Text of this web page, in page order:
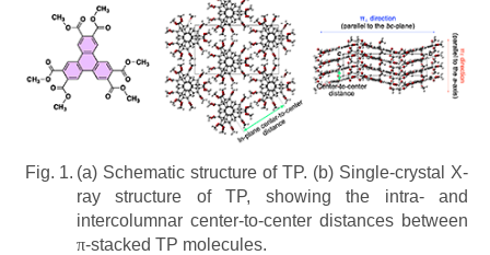
Fig. 1. (a) Schematic structure of TP. (b) Single-crystal X-
ray structure of TP, showing the intra- and
intercolumnar center-to-center distances between
π-stacked TP molecules.